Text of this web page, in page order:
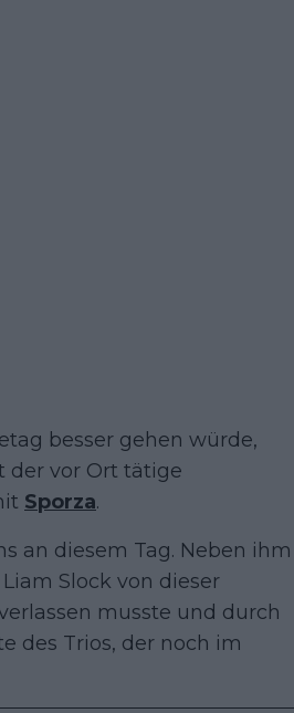
besser gehen würde,
der vor Ort tätige
Sporza.
an diesem Tag. Neben ihm
Slock von dieser
musste und durch
des Trios, der noch im